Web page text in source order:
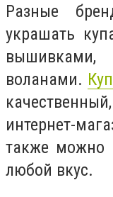
Разные
украшать
воланами.
интернет-
также можно
любой вкус.